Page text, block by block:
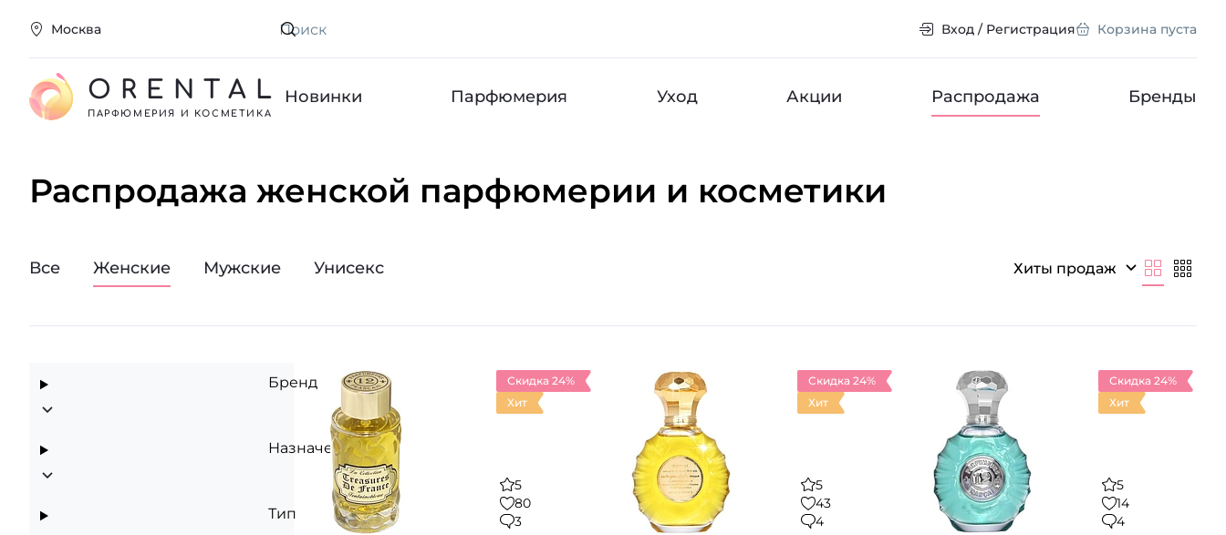
Москва Искать Вход / Регистрация Корзина пуста
ORENTAL
ПАРФЮМЕРИЯ И КОСМЕТИКА
Новинки Парфюмерия Уход Акции Распродажа Бренды
Распродажа женской парфюмерии и косметики
Все Женские Мужские Унисекс Хиты продаж
Бренд
Назначение
Тип
Скидка 24%
Хит
5
80
3
Скидка 24%
Хит
5
43
4
Скидка 24%
Хит
5
14
4